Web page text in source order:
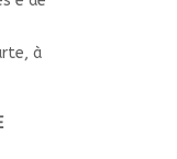
à